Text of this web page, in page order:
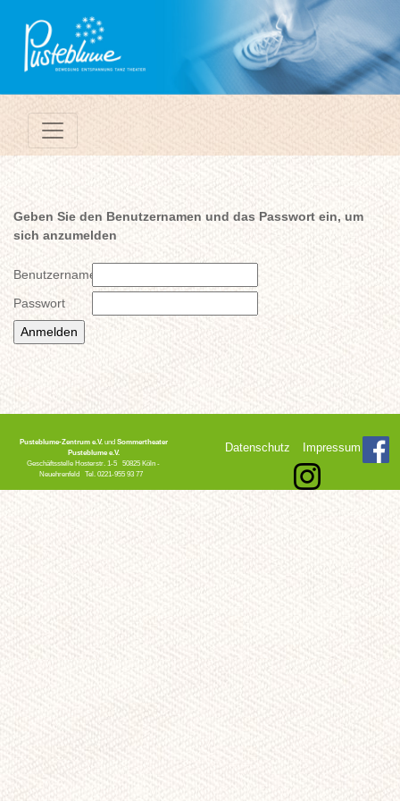
Geben Sie den Benutzernamen und das Passwort ein, um
sich anzumelden
Benutzername
Passwort
Pusteblume-Zentrum e.V.und Sommertheater
Pusteblume e.V.
Geschäftsstelle Hosterstr. 1-5 50825 Köln -
Neuehrenfeld Tel. 0221-955 93 77
Datenschutz Impressum